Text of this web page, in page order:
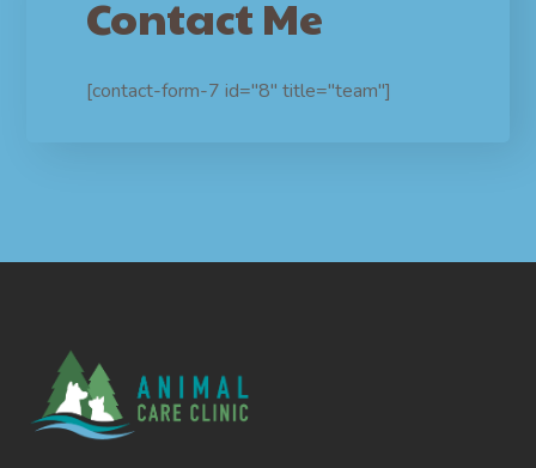
Contact Me
[contact-form-7 id="8" title="team"]